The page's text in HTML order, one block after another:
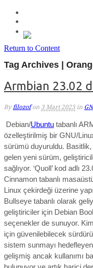
Return to Content
Tag Archives |
Armbian 23.02
By filozof on 3 Mart 2023 in
Debian/Ubuntu tabanlı
özelleştirilmiş bir GNU/
sürümü duyuruldu.
gelen yeni sürüm,
sağlıyor. ‘Quoll’kod adlı
Cinnamon tabanlı
Linux çekirdeği üzerine
Bullseye tabanlı olarak
geliştiriciler için Debian
seçenekler de sunuyor.
için güvenilebilecek
sistem sunmayı
gelişmiş ancak kullanımı